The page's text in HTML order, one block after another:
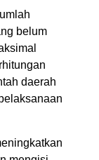
belum
daerah